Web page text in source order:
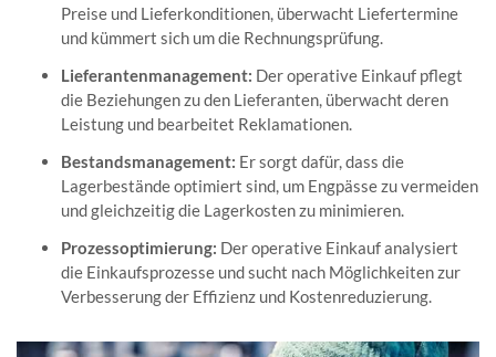
Preise und Lieferkonditionen, überwacht Liefertermine
und kümmert sich um die Rechnungsprüfung.
Lieferantenmanagement: Der operative Einkauf pflegt
die Beziehungen zu den Lieferanten, überwacht deren
Leistung und bearbeitet Reklamationen.
Bestandsmanagement: Er sorgt dafür, dass die
Lagerbestände optimiert sind, um Engpässe zu vermeiden
und gleichzeitig die Lagerkosten zu minimieren.
Prozessoptimierung: Der operative Einkauf analysiert
die Einkaufsprozesse und sucht nach Möglichkeiten zur
Verbesserung der Effizienz und Kostenreduzierung.